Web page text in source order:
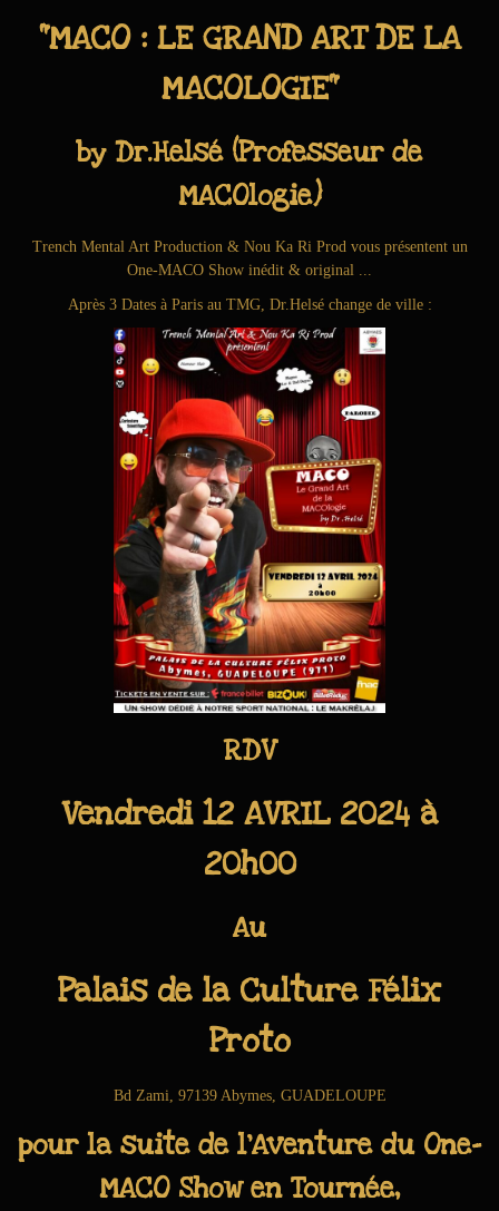
i
o
"MACO : LE GRAND ART DE LA
MACOLOGIE"
by Dr.Helsé (Professeur de
MACOlogie)
Trench Mental Art Production & Nou Ka Ri Prod vous présentent un
One-MACO Show inédit & original ...
Après 3 Dates à Paris au TMG, Dr.Helsé change de ville :
RDV
Vendredi 12 AVRIL 2024 à
20h00
Au
Palais de la Culture Félix
Proto
Bd Zami, 97139 Abymes, GUADELOUPE
pour la suite de l'Aventure du One-
MACO Show en Tournée,